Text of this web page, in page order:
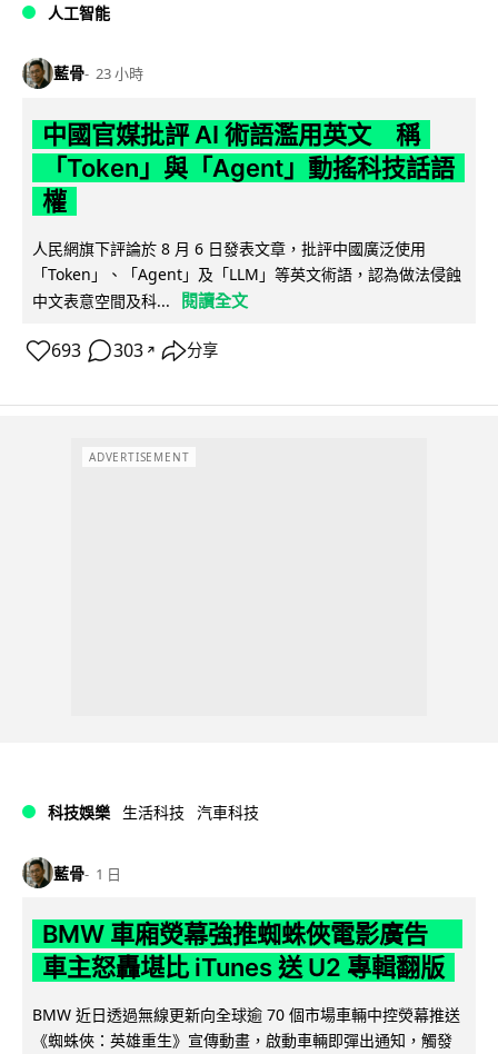
人工智能
藍骨 23 小時
中國官媒批評 AI 術語濫用英文 稱
「Token」與「Agent」動搖科技話語
權
人民網旗下評論於 8 月 6 日發表文章，批評中國廣泛使用
「Token」、「Agent」及「LLM」等英文術語，認為做法侵蝕
中文表意空間及科...
閱讀全文
693 303 ↗ 分享
ADVERTISEMENT
科技娛樂 生活科技 汽車科技
藍骨 1 日
BMW 車廂熒幕強推蜘蛛俠電影廣告
車主怒轟堪比 iTunes 送 U2 專輯翻版
BMW 近日透過無線更新向全球逾 70 個市場車輛中控熒幕推送
《蜘蛛俠：英雄重生》宣傳動畫，啟動車輛即彈出通知，觸發